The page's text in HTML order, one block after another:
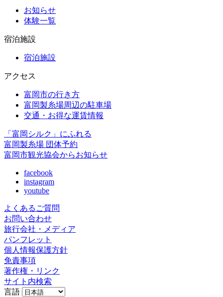
お知らせ
体験一覧
宿泊施設
宿泊施設
アクセス
富岡市の行き方
富岡製糸場周辺の駐車場
交通・お得な運賃情報
「富岡シルク」にふれる
富岡製糸場 団体予約
富岡市観光協会からお知らせ
facebook
instagram
youtube
よくあるご質問
お問い合わせ
旅行会社・メディア
パンフレット
個人情報保護方針
免責事項
著作権・リンク
サイト内検索
言語